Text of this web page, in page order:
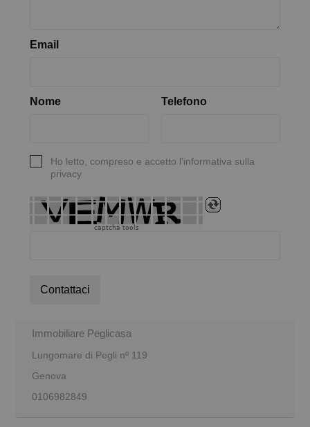
Email
Nome Telefono
Ho letto, compreso e accetto l'informativa sulla
privacy
captcha tools
Contattaci
Immobiliare Peglicasa
Lungomare di Pegli nº 119
Genova
0106982849